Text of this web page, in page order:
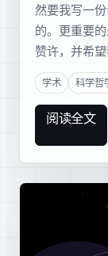
然要我写一
的。更重要
赞许，并希
学术 科学哲
阅读全文